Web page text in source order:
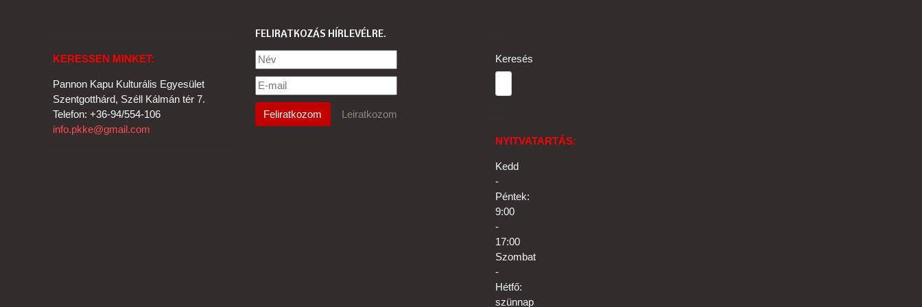
KERESSEN MINKET:
Pannon Kapu Kulturális Egyesület
Szentgotthárd, Széll Kálmán tér 7.
Telefon: +36-94/554-106
info.pkke@gmail.com
FELIRATKOZÁS HÍRLEVÉLRE
Keresés
NYITVATARTÁS:
Kedd
-
Péntek:
9:00
-
17:00
Szombat
-
Hétfő:
szünnap